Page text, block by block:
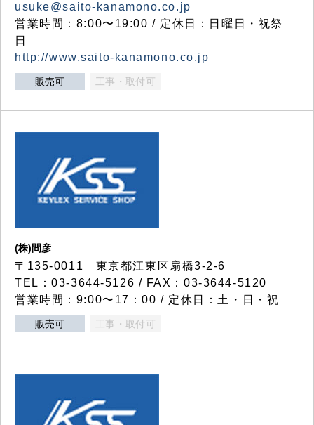
usuke@saito-kanamono.co.jp
営業時間：8:00〜19:00 / 定休日：日曜日・祝祭
日
http://www.saito-kanamono.co.jp
販売可 工事・取付可
(株)間彦
〒135-0011 東京都江東区扇橋3-2-6
TEL：03-3644-5126 / FAX：03-3644-5120
営業時間：9:00〜17：00 / 定休日：土・日・祝
販売可 工事・取付可